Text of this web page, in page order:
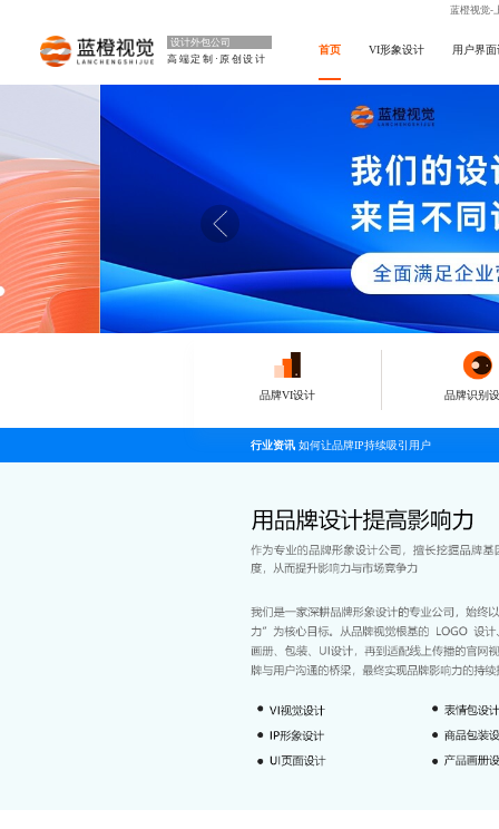
蓝橙视觉-
设计外包公司
高端定制·原创设计
首页 VI形象设计 用户界面
品牌VI设计 品牌识别
行业资讯 如何让品牌IP持续吸引用户